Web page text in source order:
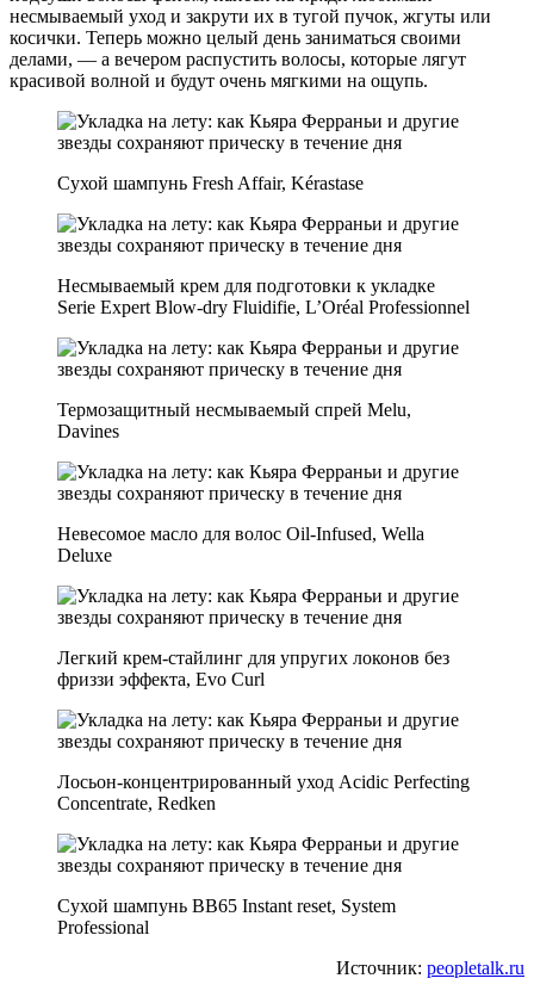
несмываемый уход и закрути их в тугой пучок, жгуты или
косички. Теперь можно целый день заниматься своими
делами, — а вечером распустить волосы, которые лягут
красивой волной и будут очень мягкими на ощупь.
Сухой шампунь Fresh Affair, Kérastase
Несмываемый крем для подготовки к укладке
Serie Expert Blow-dry Fluidifie, L’Oréal Professionnel
Термозащитный несмываемый спрей Melu,
Davines
Невесомое масло для волос Oil-Infused, Wella
Deluxe
Легкий крем-стайлинг для упругих локонов без
фриззи эффекта, Evo Curl
Лосьон-концентрированный уход Acidic Perfecting
Concentrate, Redken
Сухой шампунь BB65 Instant reset, System
Professional
Источник: peopletalk.ru